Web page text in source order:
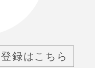
録はこちら